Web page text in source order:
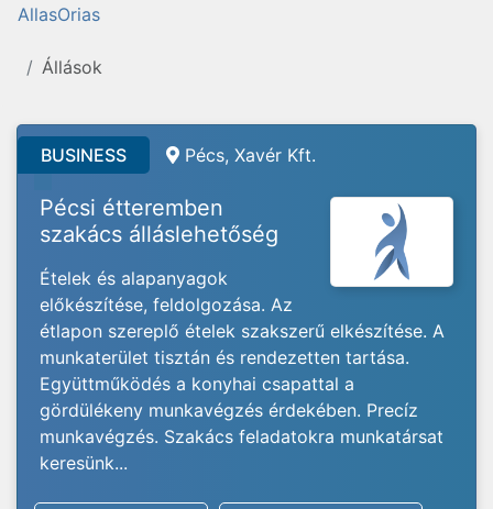
AllasOrias
Állások
BUSINESS Pécs, Xavér Kft.
Pécsi étteremben
szakács álláslehetőség
Ételek és alapanyagok
előkészítése, feldolgozása. Az
étlapon szereplő ételek szakszerű elkészítése. A
munkaterület tisztán és rendezetten tartása.
Együttműködés a konyhai csapattal a
gördülékeny munkavégzés érdekében. Precíz
munkavégzés. Szakács feladatokra munkatársat
keresünk...